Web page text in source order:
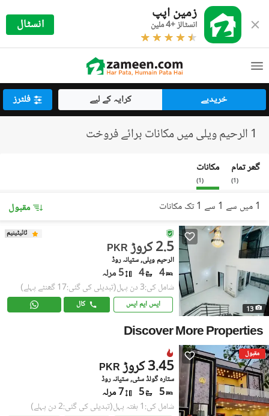
زمین اپپ
انسٹالز +4 ملین انسٹال
خریدیے کرایہ کے لیے فلٹرز
1 الرحیم ویلی میں مکانات برائے فروخت
گھر تمام
(
1
)
مکانات
(
1
)
1 میں سے 1 سے 1 تک مکانات مقبول
13
ٹائیٹینیم
PKR 2.5 کروڑ
الرحیم ویلی, ستیانہ روڈ
4
4 5 مرلہ
شامل کی:3 دن پہل (تبدیلی کی گئی:17 گھنٹے پہلے)
ایس ایم ایس کال
Discover More Properties
مقبول
PKR 3.45 کروڑ
ستارہ گولڈ سٹی, ستیانہ روڈ
5
5 7 مرلہ
شامل کی:1 ہفتہ پہل (تبدیلی کی گئی:2 دن پہلے)